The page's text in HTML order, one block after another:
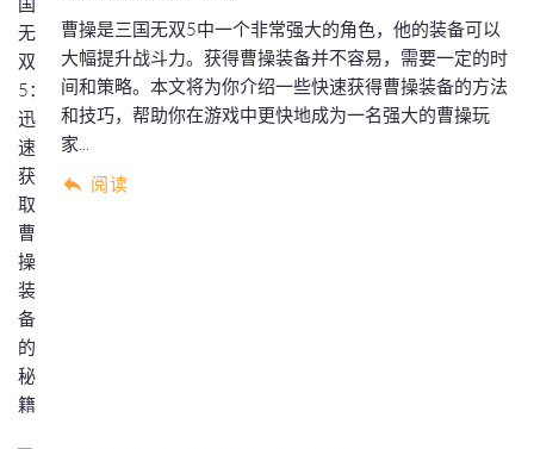
曹操是三国无双5中一个非常强大的角色，他的装备可以
大幅提升战斗力。获得曹操装备并不容易，需要一定的时
间和策略。本文将为你介绍一些快速获得曹操装备的方法
和技巧，帮助你在游戏中更快地成为一名强大的曹操玩
家...
阅读